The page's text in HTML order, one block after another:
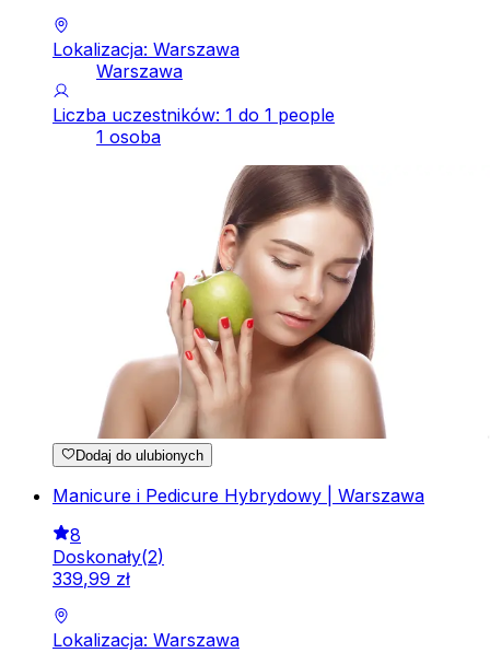
Lokalizacja: Warszawa
Warszawa
Liczba uczestników: 1 do 1 people
1 osoba
Dodaj do ulubionych
Manicure i Pedicure Hybrydowy | Warszawa
8
Doskonały(2)
339,99 zł
Lokalizacja: Warszawa